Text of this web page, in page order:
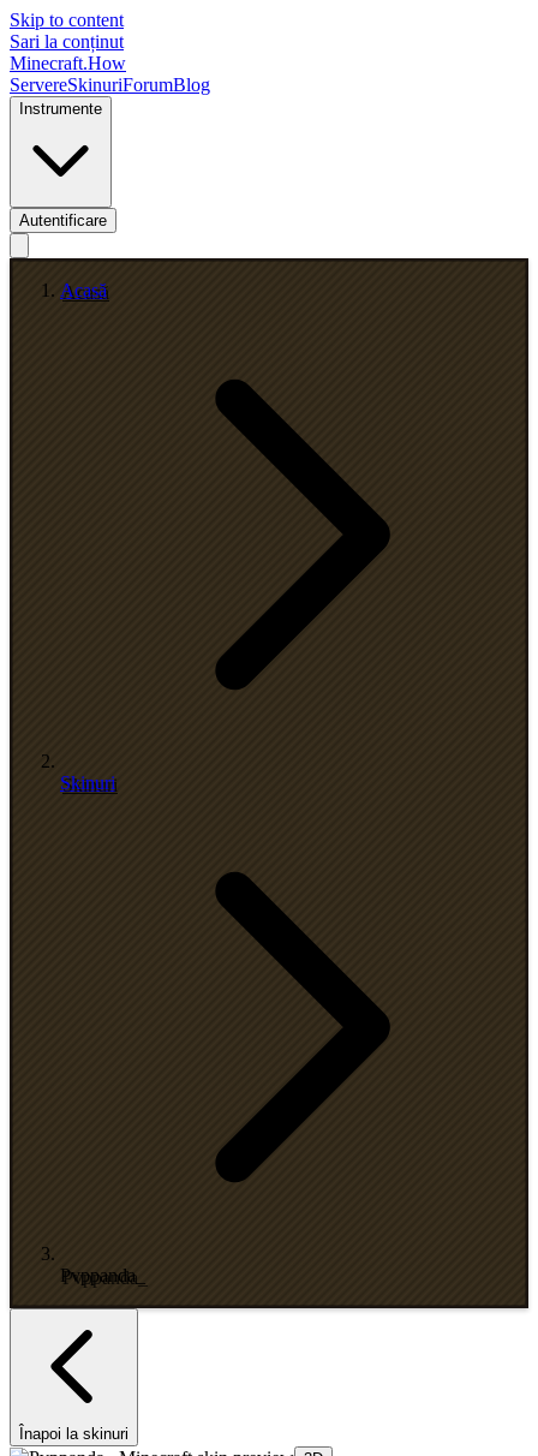
Skip to content
Sari la conținut
Minecraft.How
ServereSkinuriForumBlog
Instrumente
Autentificare
Acasă
Skinuri
Pvppanda_
Înapoi la skinuri